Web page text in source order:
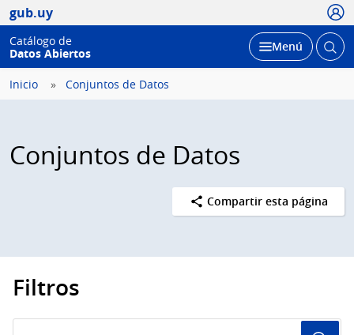
gub.uy
Catálogo de
Datos Abiertos
Desplegar
Menú Abrir
Inicio Conjuntos de Datos
Conjuntos de Datos
Compartir esta página
Filtros